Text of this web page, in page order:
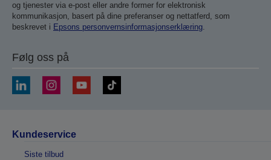
og tjenester via e-post eller andre former for elektronisk
kommunikasjon, basert på dine preferanser og nettatferd, som
beskrevet i Epsons personvernsinformasjonserklæring.
Følg oss på
Kundeservice
Siste tilbud